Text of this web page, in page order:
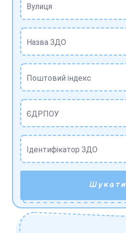
Вулиця
Назва ЗДО
Поштовий індекс
ЄДРПОУ
Ідентифікатор ЗДО
Шукати